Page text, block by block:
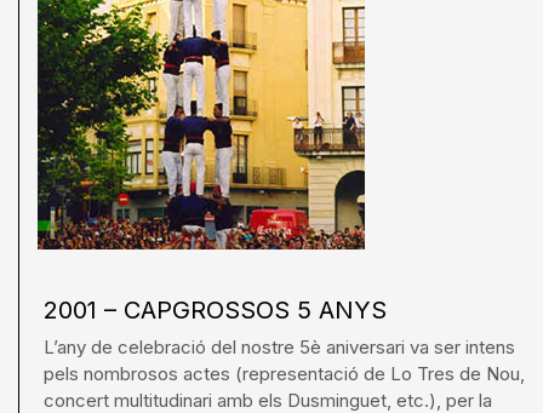
2001 – CAPGROSSOS 5 ANYS
L’any de celebració del nostre 5è aniversari va ser intens
pels nombrosos actes (representació de Lo Tres de Nou,
concert multitudinari amb els Dusminguet, etc.), per la